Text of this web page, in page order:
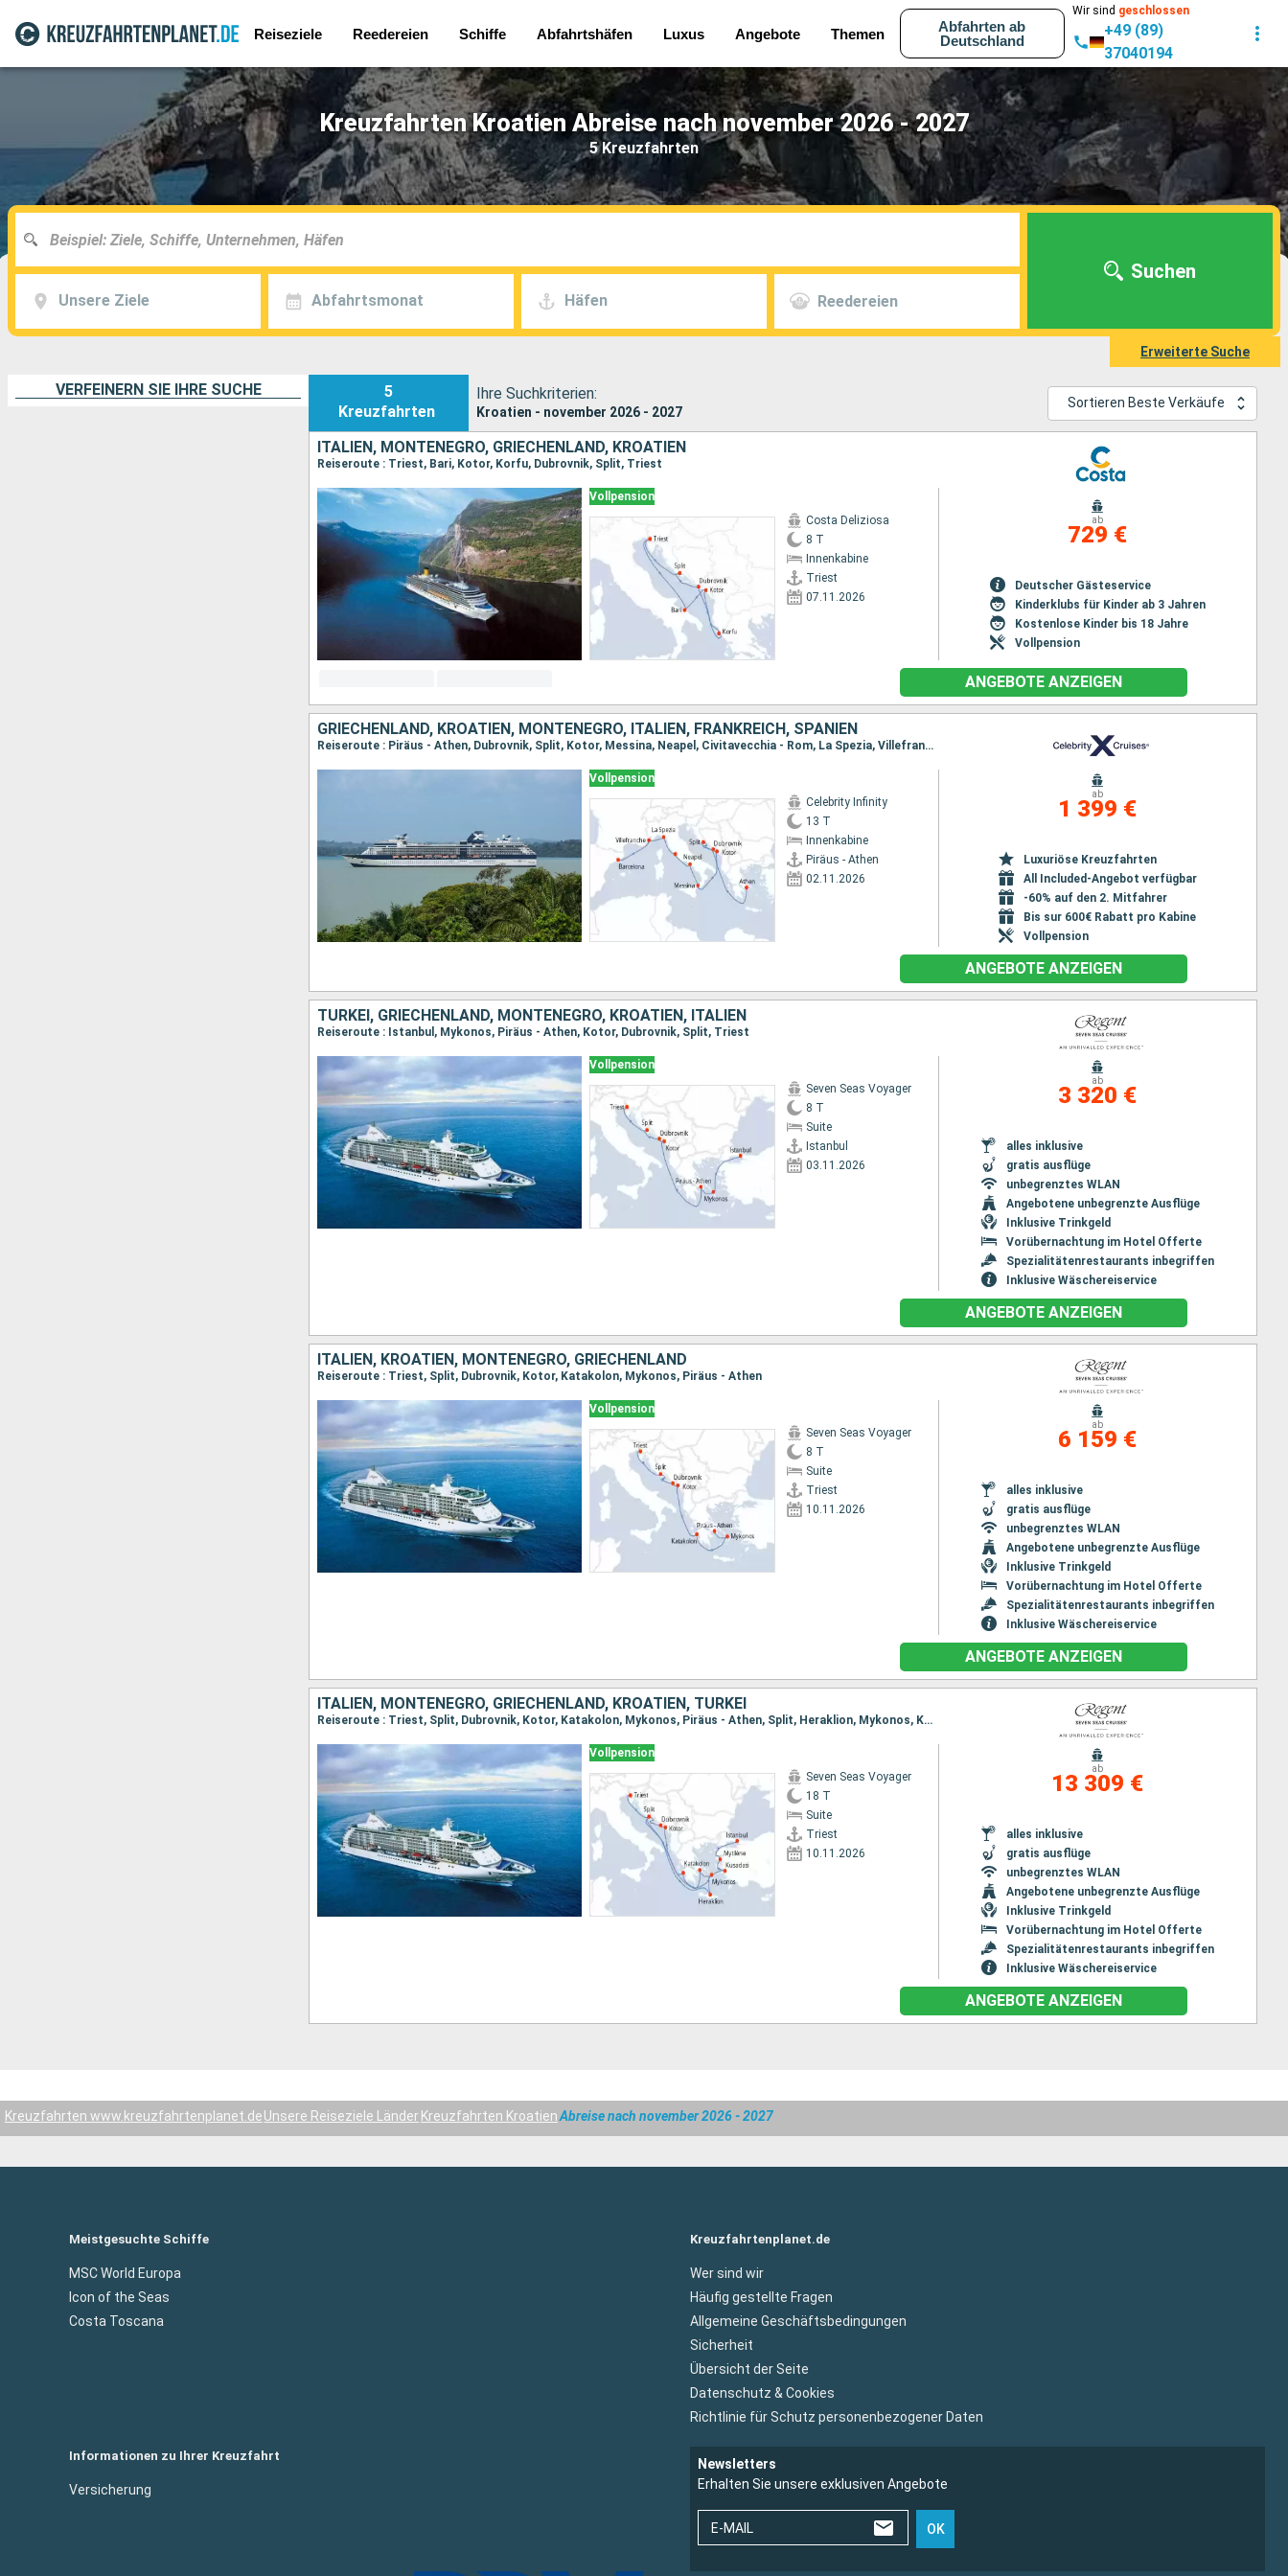
Reiseziele Reedereien Schiffe Abfahrtshäfen Luxus Angebote Themen
Abfahrten ab
Deutschland
Wir sind geschlossen
+49 (89)
37040194
Kreuzfahrten Kroatien Abreise nach november 2026 - 2027
5 Kreuzfahrten
Unsere Ziele Abfahrtsmonat Häfen Reedereien
Suchen
Erweiterte Suche
VERFEINERN SIE IHRE SUCHE
5
Kreuzfahrten
Ihre Suchkriterien:
Kroatien - november 2026 - 2027
Sortieren Beste Verkäufe
ITALIEN, MONTENEGRO, GRIECHENLAND, KROATIEN
Reiseroute : Triest, Bari, Kotor, Korfu, Dubrovnik, Split, Triest
Vollpension
Costa Deliziosa
8 T
Innenkabine
Triest
07.11.2026
ab
729 €
Deutscher Gästeservice
Kinderklubs für Kinder ab 3 Jahren
Kostenlose Kinder bis 18 Jahre
Vollpension
ANGEBOTE ANZEIGEN
GRIECHENLAND, KROATIEN, MONTENEGRO, ITALIEN, FRANKREICH, SPANIEN
Reiseroute : Piräus - Athen, Dubrovnik, Split, Kotor, Messina, Neapel, Civitavecchia - Rom, La Spezia, Villefranche, Barcelona
Vollpension
Celebrity Infinity
13 T
Innenkabine
Piräus - Athen
02.11.2026
ab
1 399 €
Luxuriöse Kreuzfahrten
All Included-Angebot verfügbar
-60% auf den 2. Mitfahrer
Bis sur 600€ Rabatt pro Kabine
Vollpension
ANGEBOTE ANZEIGEN
TÜRKEI, GRIECHENLAND, MONTENEGRO, KROATIEN, ITALIEN
Reiseroute : Istanbul, Mykonos, Piräus - Athen, Kotor, Dubrovnik, Split, Triest
Vollpension
Seven Seas Voyager
8 T
Suite
Istanbul
03.11.2026
ab
3 320 €
alles inklusive
gratis ausflüge
unbegrenztes WLAN
Angebotene unbegrenzte Ausflüge
Inklusive Trinkgeld
Vorübernachtung im Hotel Offerte
Spezialitätenrestaurants inbegriffen
Inklusive Wäschereiservice
ANGEBOTE ANZEIGEN
ITALIEN, KROATIEN, MONTENEGRO, GRIECHENLAND
Reiseroute : Triest, Split, Dubrovnik, Kotor, Katakolon, Mykonos, Piräus - Athen
Vollpension
Seven Seas Voyager
8 T
Suite
Triest
10.11.2026
ab
6 159 €
alles inklusive
gratis ausflüge
unbegrenztes WLAN
Angebotene unbegrenzte Ausflüge
Inklusive Trinkgeld
Vorübernachtung im Hotel Offerte
Spezialitätenrestaurants inbegriffen
Inklusive Wäschereiservice
ANGEBOTE ANZEIGEN
ITALIEN, MONTENEGRO, GRIECHENLAND, KROATIEN, TÜRKEI
Reiseroute : Triest, Split, Dubrovnik, Kotor, Katakolon, Mykonos, Piräus - Athen, Split, Heraklion, Mykonos, Kusadasi, Mytilène , Istanbul
Vollpension
Seven Seas Voyager
18 T
Suite
Triest
10.11.2026
ab
13 309 €
alles inklusive
gratis ausflüge
unbegrenztes WLAN
Angebotene unbegrenzte Ausflüge
Inklusive Trinkgeld
Vorübernachtung im Hotel Offerte
Spezialitätenrestaurants inbegriffen
Inklusive Wäschereiservice
ANGEBOTE ANZEIGEN
Kreuzfahrten www.kreuzfahrtenplanet.deUnsere Reiseziele Länder Kreuzfahrten KroatienAbreise nach november 2026 - 2027
Meistgesuchte Schiffe
MSC World Europa
Icon of the Seas
Costa Toscana
Kreuzfahrtenplanet.de
Wer sind wir
Häufig gestellte Fragen
Allgemeine Geschäftsbedingungen
Sicherheit
Übersicht der Seite
Datenschutz & Cookies
Richtlinie für Schutz personenbezogener Daten
Informationen zu Ihrer Kreuzfahrt
Versicherung
Newsletters
Erhalten Sie unsere exklusiven Angebote
E-MAIL OK